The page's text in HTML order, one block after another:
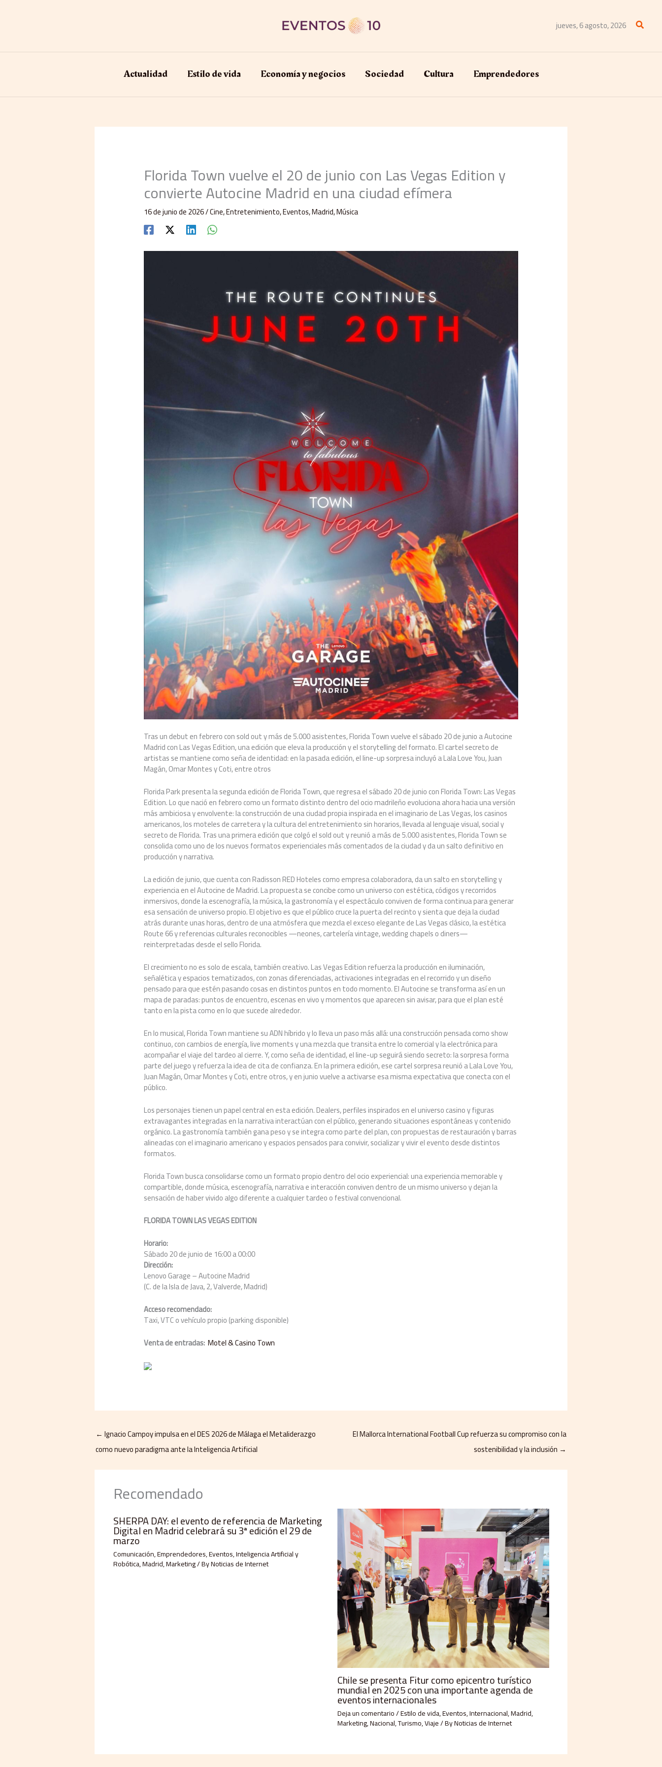
jueves, 6 agosto, 2026 Buscar
Actualidad Estilo de vida Economía y negocios​ Sociedad Cultura Emprendedores
Florida Town vuelve el 20 de junio con Las Vegas Edition y
convierte Autocine Madrid en una ciudad efímera
16 de junio de 2026/Cine,Entretenimiento,Eventos,Madrid,Música
Tras un debut en febrero con sold out y más de 5.000 asistentes, Florida Town vuelve el sábado 20 de junio a Autocine
Madrid con Las Vegas Edition, una edición que eleva la producción y el storytelling del formato. El cartel secreto de
artistas se mantiene como seña de identidad: en la pasada edición, el line-up sorpresa incluyó a Lala Love You, Juan
Magán, Omar Montes y Coti, entre otros
Florida Park presenta la segunda edición de Florida Town, que regresa el sábado 20 de junio con Florida Town: Las Vegas
Edition. Lo que nació en febrero como un formato distinto dentro del ocio madrileño evoluciona ahora hacia una versión
más ambiciosa y envolvente: la construcción de una ciudad propia inspirada en el imaginario de Las Vegas, los casinos
americanos, los moteles de carretera y la cultura del entretenimiento sin horarios, llevada al lenguaje visual, social y
secreto de Florida. Tras una primera edición que colgó el sold out y reunió a más de 5.000 asistentes, Florida Town se
consolida como uno de los nuevos formatos experienciales más comentados de la ciudad y da un salto definitivo en
producción y narrativa.
La edición de junio, que cuenta con Radisson RED Hoteles como empresa colaboradora, da un salto en storytelling y
experiencia en el Autocine de Madrid. La propuesta se concibe como un universo con estética, códigos y recorridos
inmersivos, donde la escenografía, la música, la gastronomía y el espectáculo conviven de forma continua para generar
esa sensación de universo propio. El objetivo es que el público cruce la puerta del recinto y sienta que deja la ciudad
atrás durante unas horas, dentro de una atmósfera que mezcla el exceso elegante de Las Vegas clásico, la estética
Route 66 y referencias culturales reconocibles —neones, cartelería vintage, wedding chapels o diners—
reinterpretadas desde el sello Florida.
El crecimiento no es solo de escala, también creativo. Las Vegas Edition refuerza la producción en iluminación,
señalética y espacios tematizados, con zonas diferenciadas, activaciones integradas en el recorrido y un diseño
pensado para que estén pasando cosas en distintos puntos en todo momento. El Autocine se transforma así en un
mapa de paradas: puntos de encuentro, escenas en vivo y momentos que aparecen sin avisar, para que el plan esté
tanto en la pista como en lo que sucede alrededor.
En lo musical, Florida Town mantiene su ADN híbrido y lo lleva un paso más allá: una construcción pensada como show
continuo, con cambios de energía, live moments y una mezcla que transita entre lo comercial y la electrónica para
acompañar el viaje del tardeo al cierre. Y, como seña de identidad, el line-up seguirá siendo secreto: la sorpresa forma
parte del juego y refuerza la idea de cita de confianza. En la primera edición, ese cartel sorpresa reunió a Lala Love You,
Juan Magán, Omar Montes y Coti, entre otros, y en junio vuelve a activarse esa misma expectativa que conecta con el
público.
Los personajes tienen un papel central en esta edición. Dealers, perfiles inspirados en el universo casino y figuras
extravagantes integradas en la narrativa interactúan con el público, generando situaciones espontáneas y contenido
orgánico. La gastronomía también gana peso y se integra como parte del plan, con propuestas de restauración y barras
alineadas con el imaginario americano y espacios pensados para convivir, socializar y vivir el evento desde distintos
formatos.
Florida Town busca consolidarse como un formato propio dentro del ocio experiencial: una experiencia memorable y
compartible, donde música, escenografía, narrativa e interacción conviven dentro de un mismo universo y dejan la
sensación de haber vivido algo diferente a cualquier tardeo o festival convencional.
FLORIDA TOWN LAS VEGAS EDITION
Horario:
Sábado 20 de junio de 16:00 a 00:00
Dirección:
Lenovo Garage – Autocine Madrid
(C. de la Isla de Java, 2, Valverde, Madrid)
Acceso recomendado:
Taxi, VTC o vehículo propio (parking disponible)
Venta de entradas:Motel & Casino Town
← Ignacio Campoy impulsa en el DES 2026 de Málaga el Metaliderazgo
como nuevo paradigma ante la Inteligencia Artificial
El Mallorca International Football Cup refuerza su compromiso con la
sostenibilidad y la inclusión →
Recomendado
SHERPA DAY: el evento de referencia de Marketing
Digital en Madrid celebrará su 3ª edición el 29 de
marzo
Comunicación,Emprendedores,Eventos,Inteligencia Artificial y
Robótica,Madrid,Marketing/ ByNoticias de Internet
Chile se presenta Fitur como epicentro turístico
mundial en 2025 con una importante agenda de
eventos internacionales
Deja un comentario/Estilo de vida,Eventos,Internacional,Madrid,
Marketing,Nacional,Turismo,Viaje/ ByNoticias de Internet